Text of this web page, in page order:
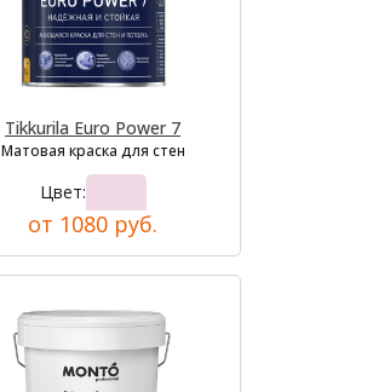
Tikkurila Euro Power 7
Матовая краска для стен
Цвет:
от 1080 руб.